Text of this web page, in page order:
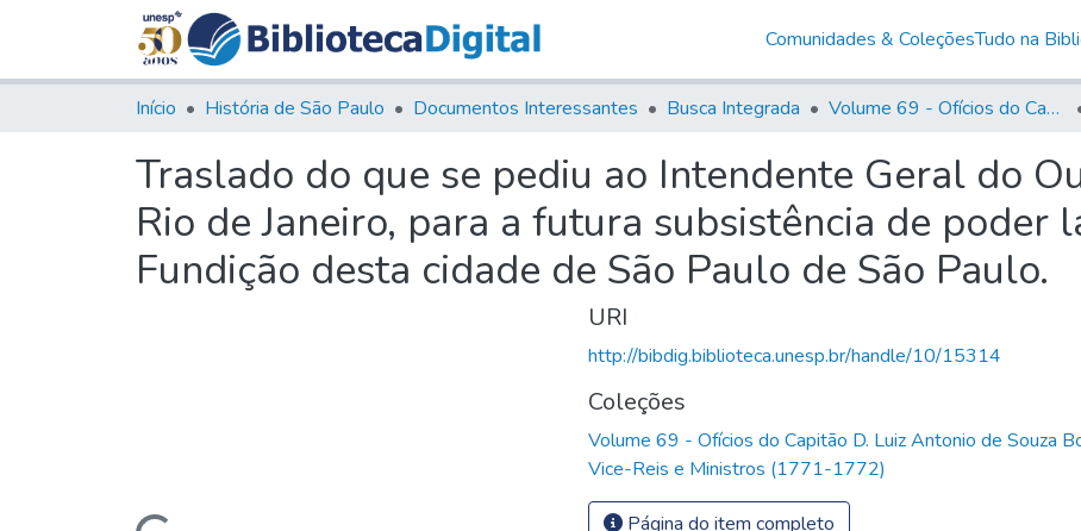
Comunidades & ColeçõesTudo na
Início História de São Paulo Documentos Interessantes Busca Integrada Volume 69 - Ofícios do Capitão D. Luiz Antonio de Souza Botelho Mourão aos Vice-Reis e Ministros (1771-1772)
Traslado do que se pediu ao Intendente Geral do
Rio de Janeiro, para a futura subsistência de poder
Fundição desta cidade de São Paulo de São Paulo.
URI
http://bibdig.biblioteca.unesp.br/handle/10/15314
Coleções
Volume 69 - Ofícios do Capitão D. Luiz Antonio de Souza
Vice-Reis e Ministros (1771-1772)
Página do item completo